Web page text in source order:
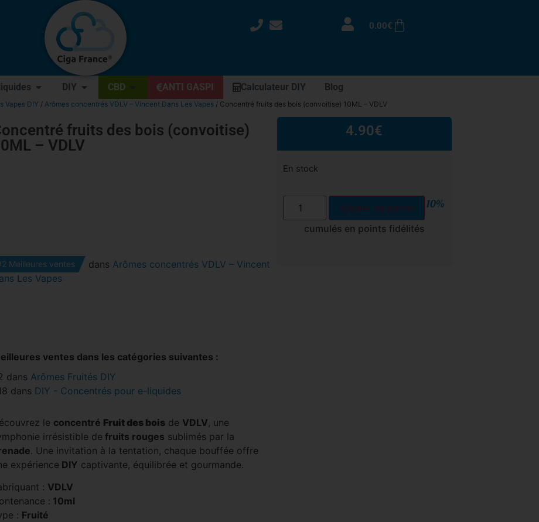
0.00€
DIY CBD ANTI GASPI Calculateur DIY Blog
Vapes DIY / Arômes concentrés VDLV – Vincent Dans Les Vapes / Concentré fruits des bois (convoitise) 10ML – VDLV
fruits des bois (convoitise)
– VDLV
Meilleures ventes dans Arômes concentrés VDLV – Vincent
Les Vapes
ventes dans les catégories suivantes :
dans Arômes Fruités DIY
dans DIY - Concentrés pour e-liquides
le concentré Fruit des boisde VDLV, une
irrésistible de fruits rouges sublimés par la
. Une invitation à la tentation, chaque bouffée offre
expérience DIY captivante, équilibrée et gourmande.
: VDLV
: 10ml
: Fruité
4.90€
En stock
Ajouter au panier 10%
cumulés en points fidélités